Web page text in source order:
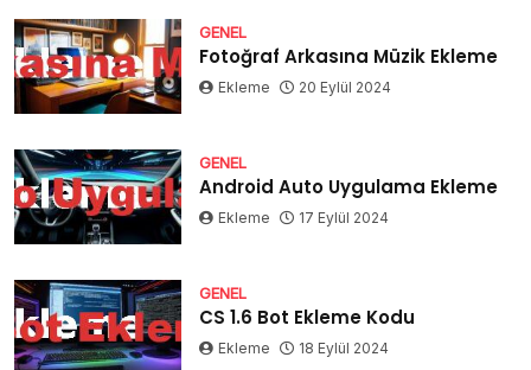
GENEL
Fotoğraf Arkasına Müzik Ekleme
Ekleme 20 Eylül 2024
GENEL
Android Auto Uygulama Ekleme
Ekleme 17 Eylül 2024
GENEL
CS 1.6 Bot Ekleme Kodu
Ekleme 18 Eylül 2024